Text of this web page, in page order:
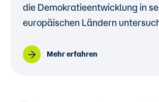
die Demokratieentwicklung in
europäischen Ländern
Mehr erfahren